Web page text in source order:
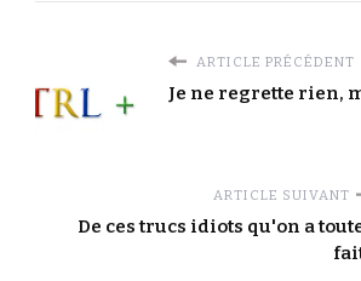
ARTICLE PRÉCÉDENT
Je ne regrette rien,
ARTICLE SUIVANT
De ces trucs idiots qu'on a